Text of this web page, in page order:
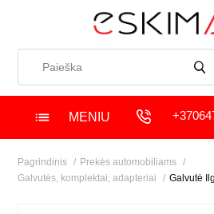
MENIU
Pagrindinis
Prekės automobiliams
Galvutės, komplektai, adapteriai
Galvutė